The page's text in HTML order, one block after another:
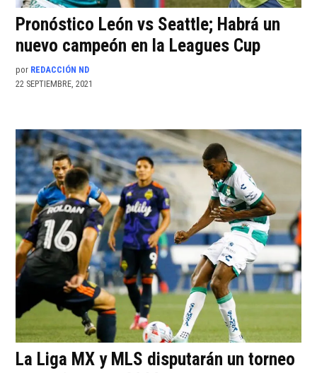
Pronóstico León vs Seattle; Habrá un
nuevo campeón en la Leagues Cup
por REDACCIÓN ND
22 SEPTIEMBRE, 2021
La Liga MX y MLS disputarán un torneo